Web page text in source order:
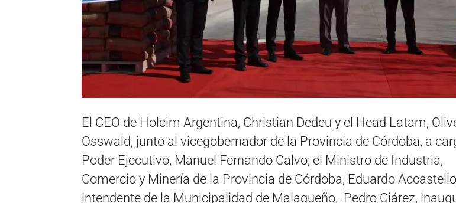
El CEO de Holcim Argentina, Christian Dedeu y el Head Latam,
Osswald, junto al vicegobernador de la Provincia de Córdoba, a
Poder Ejecutivo, Manuel Fernando Calvo; el Ministro de Industria,
Comercio y Minería de la Provincia de Córdoba, Eduardo
intendente de la Municipalidad de Malagueño, Pedro Ciárez,